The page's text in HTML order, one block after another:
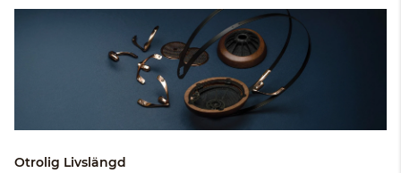
Otrolig Livslängd